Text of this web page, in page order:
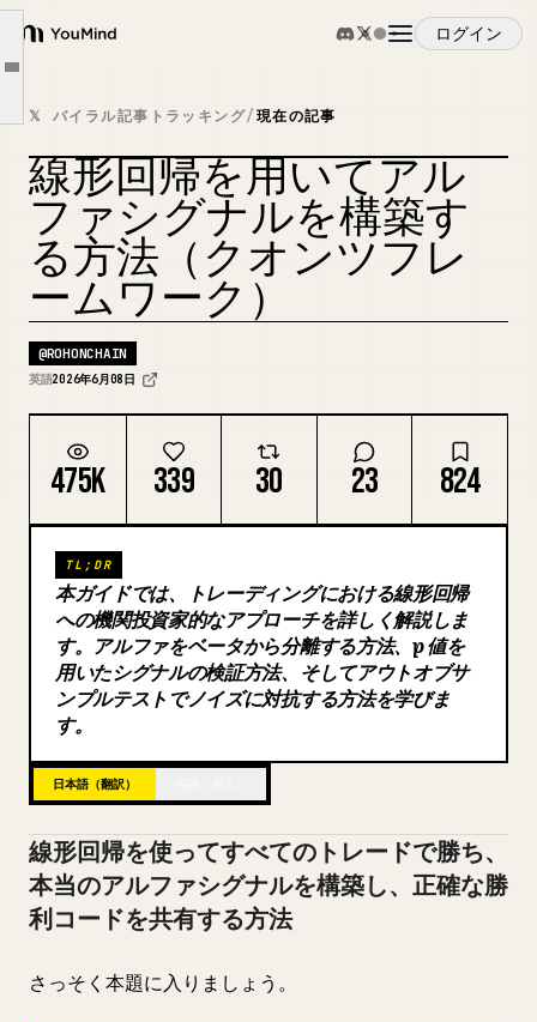
YouMind
ログイン
概要
ユースケース
スキル
プロンプト
料金
ダウンロード
ブログ
更新情報
Article outline
パート 2: アルファが実際に何であるか
パート 6: あなたが構築したもの、最初から最後まで
まとめ
𝕏 バイラル記事トラッキング/現在の記事
カバーをリミックス
線形回帰を用いてアル
ファシグナルを構築す
る方法（クオンツフレ
ームワーク）
@ROHONCHAIN
英語2026年6月08日
475K 339 30 23 824
TL;DR
本ガイドでは、トレーディングにおける線形回帰
への機関投資家的なアプローチを詳しく解説しま
す。アルファをベータから分離する方法、p 値を
用いたシグナルの検証方法、そしてアウトオブサ
ンプルテストでノイズに対抗する方法を学びま
す。
日本語（翻訳）
線形回帰を使ってすべてのトレードで勝ち、
本当のアルファシグナルを構築し、正確な勝
利コードを共有する方法
さっそく本題に入りましょう。